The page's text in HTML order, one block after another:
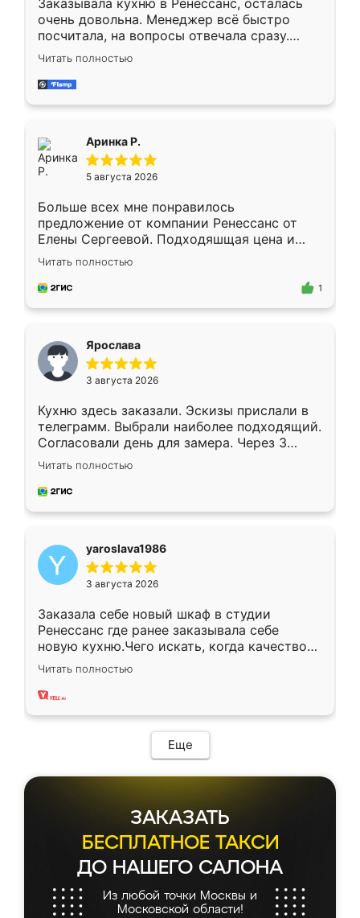
Заказывала кухню в Ренессанс, осталась
очень довольна. Менеджер всё быстро
посчитала, на вопросы отвечала сразу.
Замерщик приехал в субботу, подошёл к
делу со всей ответственностью. Собрали
за день, ребята работали аккуратно, даже
Читать полностью
Аринка Р.
5 августа 2026
Больше всех мне понравилось
предложение от компании Ренессанс от
Елены Сергеевой. Подходяшщая цена и
короткие сроки изготовления. Приехавший
для замера сотрудник Владислав
предложил по моему эскизу самый
Читать полностью
1
Ярослава
3 августа 2026
Кухню здесь заказали. Эскизы прислали в
телеграмм. Выбрали наиболее подходящий.
Согласовали день для замера. Через 3
недели кухня была уже готова. Остались
довольны работой. Спасибо Ренессанс
мебель за качественную работу!
Читать полностью
yaroslava1986
3 августа 2026
Заказала себе новый шкаф в студии
Ренессанс где ранее заказывала себе
новую кухню.Чего искать, когда качеством
вполне довольна. Служит кухня уже почти
два года, нареканий нет.
Читать полностью
Еще
ЗАКАЗАТЬ
БЕСПЛАТНОЕ ТАКСИ
ДО НАШЕГО САЛОНА
Из любой точки Москвы и
Московской области!